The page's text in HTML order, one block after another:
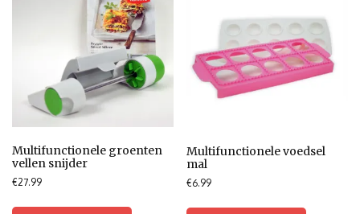
Multifunctionele groenten
vellen snijder
€27.99
Multifunctionele voedsel
mal
€6.99